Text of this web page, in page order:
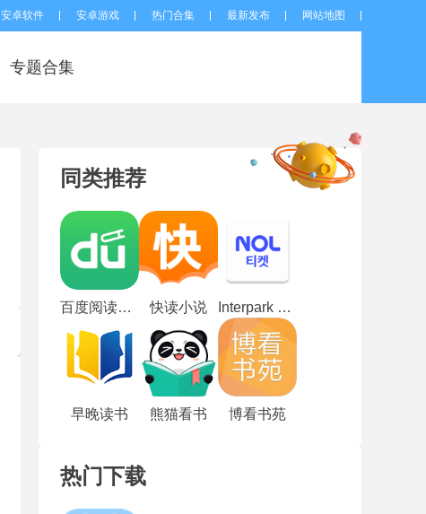
安卓软件 安卓游戏 热门合集 最新发布 网站地图
专题合集
同类推荐
百度阅读精简版 快读小说 Interpark global国际版
早晚读书 熊猫看书 博看书苑
热门下载